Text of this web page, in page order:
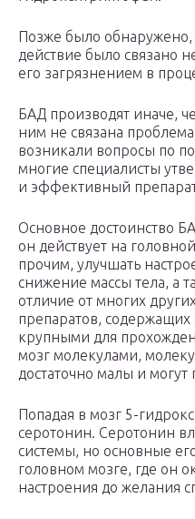
Позже было обнаружено,
действие было связано
его загрязнением в
БАД производят иначе,
ним не связана
возникали вопросы по
многие специалисты
и эффективный
Основное достоинство
он действует на
прочим, улучшать
снижение массы тела, а
отличие от многих
препаратов,
крупными для
мозг молекулами,
достаточно малы и могут
Попадая в мозг 5-
серотонин. Серотонин
системы, но основные
головном мозге, где он
настроения до желания